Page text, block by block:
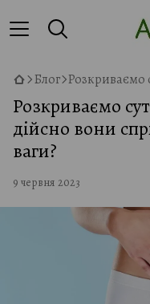
Блог Розкриваємо
Розкриваємо
дійсно вони
ваги?
9 червня 2023